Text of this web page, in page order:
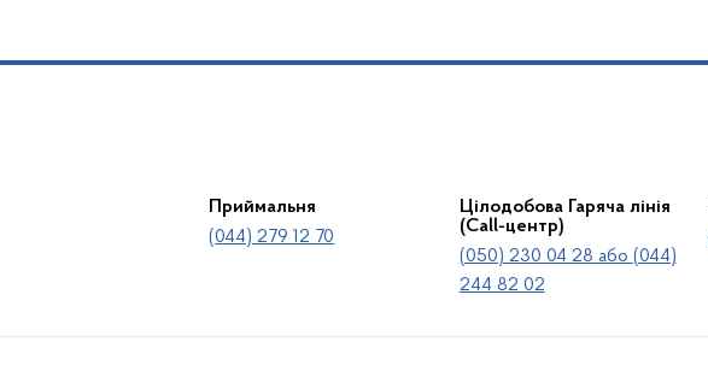
Приймальня
(044) 279 12 70
Цілодобова Гаряча лінія
(Call-центр)
(050) 230 04 28 або (044)
244 82 02